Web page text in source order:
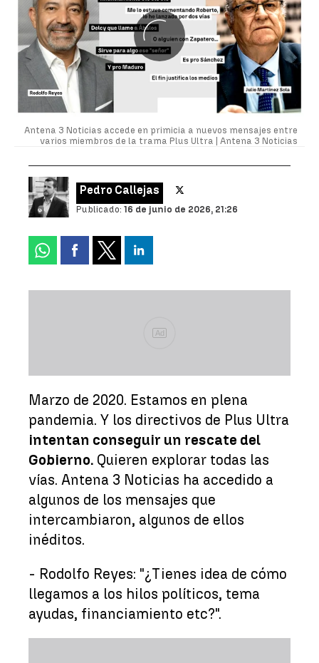
Antena 3 Noticias accede en primicia a nuevos mensajes entre
varios miembros de la trama Plus Ultra | Antena 3 Noticias
Pedro Callejas
Publicado: 16 de junio de 2026, 21:26
Ad
Marzo de 2020. Estamos en plena
pandemia. Y los directivos de Plus Ultra
intentan conseguir un rescate del
Gobierno. Quieren explorar todas las
vías. Antena 3 Noticias ha accedido a
algunos de los mensajes que
intercambiaron, algunos de ellos
inéditos.
- Rodolfo Reyes: "¿Tienes idea de cómo
llegamos a los hilos políticos, tema
ayudas, financiamiento etc?".